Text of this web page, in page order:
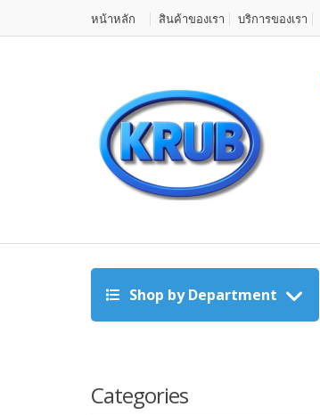
หน้าหลัก สินค้าของเรา บริการของเรา
Shop by Department
Categories